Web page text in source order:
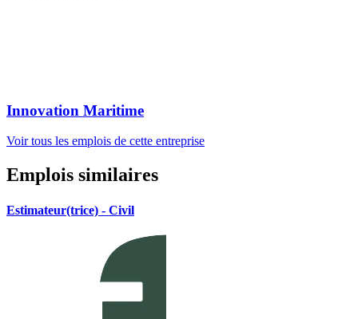
Innovation Maritime
Voir tous les emplois de cette entreprise
Emplois similaires
Estimateur(trice) - Civil